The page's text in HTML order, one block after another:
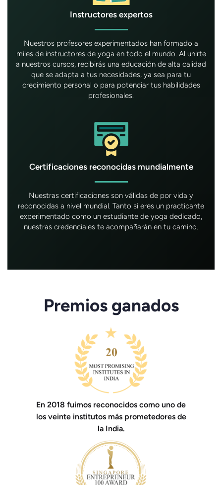
Instructores expertos
Nuestros profesores experimentados han formado a
miles de instructores de yoga en todo el mundo. Al unirte
a nuestros cursos, recibirás una educación de alta calidad
que se adapta a tus necesidades, ya sea para tu
crecimiento personal o para potenciar tus habilidades
profesionales.
Certificaciones reconocidas mundialmente
Nuestras certificaciones son válidas de por vida y
reconocidas a nivel mundial. Tanto si eres un practicante
experimentado como un estudiante de yoga dedicado,
nuestras credenciales te acompañarán en tu camino.
Premios ganados
En 2018 fuimos reconocidos como uno de
los veinte institutos más prometedores de
la India.